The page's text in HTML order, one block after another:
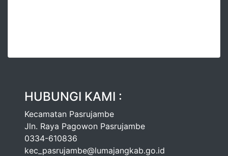
HUBUNGI KAMI :
Kecamatan Pasrujambe
Jln. Raya Pagowon Pasrujambe
0334-610836
kec_pasrujambe@lumajangkab.go.id